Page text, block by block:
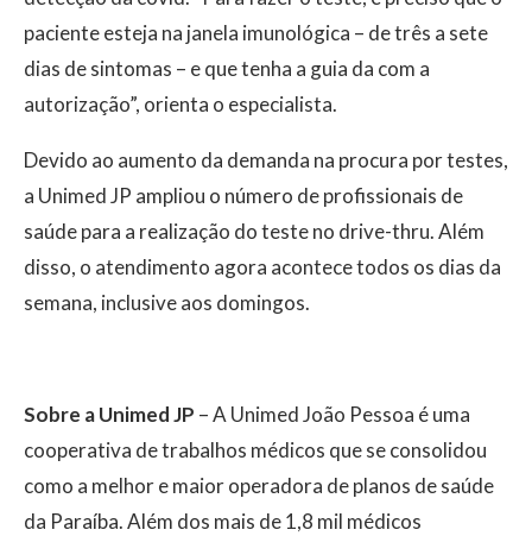
paciente esteja na janela imunológica – de três a sete
dias de sintomas – e que tenha a guia da com a
autorização”, orienta o especialista.
Devido ao aumento da demanda na procura por testes,
a Unimed JP ampliou o número de profissionais de
saúde para a realização do teste no drive-thru. Além
disso, o atendimento agora acontece todos os dias da
semana, inclusive aos domingos.
Sobre a Unimed JP – A Unimed João Pessoa é uma
cooperativa de trabalhos médicos que se consolidou
como a melhor e maior operadora de planos de saúde
da Paraíba. Além dos mais de 1,8 mil médicos